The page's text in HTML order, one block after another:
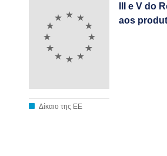
Δίκαιο της ΕΕ
III e V do
aos